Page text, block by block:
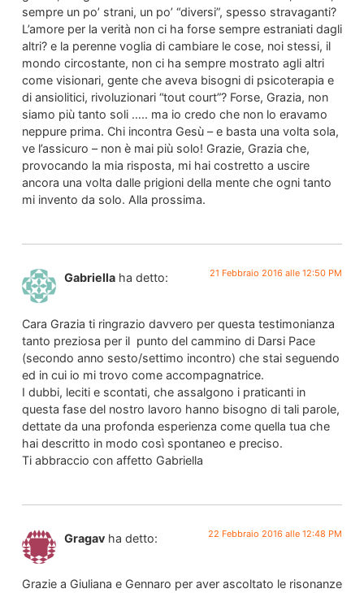
sempre un po’ strani, un po’ “diversi”, spesso stravaganti?
L’amore per la verità non ci ha forse sempre estraniati dagli
altri? e la perenne voglia di cambiare le cose, noi stessi, il
mondo circostante, non ci ha sempre mostrato agli altri
come visionari, gente che aveva bisogni di psicoterapia e
di ansiolitici, rivoluzionari “tout court”? Forse, Grazia, non
siamo più tanto soli ….. ma io credo che non lo eravamo
neppure prima. Chi incontra Gesù – e basta una volta sola,
ve l’assicuro – non è mai più solo! Grazie, Grazia che,
provocando la mia risposta, mi hai costretto a uscire
ancora una volta dalle prigioni della mente che ogni tanto
mi invento da solo. Alla prossima.
Gabriella ha detto: 21 Febbraio 2016 alle 12:50 PM
Cara Grazia ti ringrazio davvero per questa testimonianza
tanto preziosa per il punto del cammino di Darsi Pace
(secondo anno sesto/settimo incontro) che stai seguendo
ed in cui io mi trovo come accompagnatrice.
I dubbi, leciti e scontati, che assalgono i praticanti in
questa fase del nostro lavoro hanno bisogno di tali parole,
dettate da una profonda esperienza come quella tua che
hai descritto in modo così spontaneo e preciso.
Ti abbraccio con affetto Gabriella
Gragav ha detto: 22 Febbraio 2016 alle 12:48 PM
Grazie a Giuliana e Gennaro per aver ascoltato le risonanze